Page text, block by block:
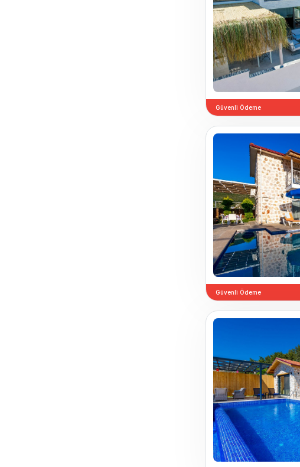
Güvenli Ödeme
Güvenli Ödeme